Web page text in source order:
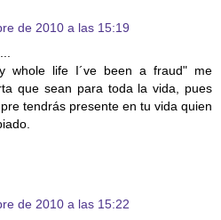
de 2010 a las 15:19
whole life I´ve been a fraud" me
que sean para toda la vida, pues
tendrás presente en tu vida quien
de 2010 a las 15:22